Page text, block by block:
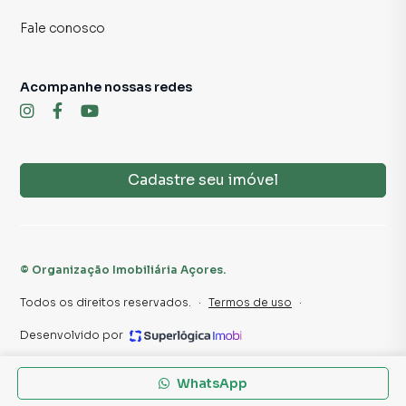
🛏️: 2 suítes | 🚽: 1 lavabo | 🚗: 1 vaga
🏊: Piscina | 🔑: Pronto para morar
⚠️ IMPORTANTE: Este anúncio poderá ser alterado sem
prévio aviso.
WhatsApp
Fale conosco
Cadastre seu imóvel
Acompanhe nossas redes
© Organização Imobiliária Açores.
Todos os direitos reservados. · Termos de uso ·
Desenvolvido por